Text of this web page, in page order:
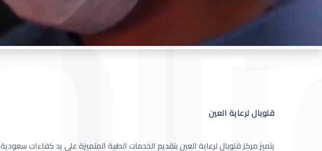
قلوبال لرعاية العين
يتميز مركز قلوبال لرعاية العين بتقديم الخدمات الطبية المتميزة على يد كفاءات سعودية